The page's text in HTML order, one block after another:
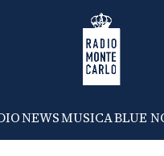
Radio
NEWSMUSICABLUE